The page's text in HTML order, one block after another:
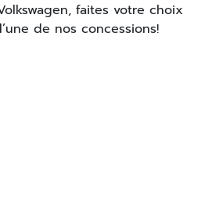
faites votre choix
de nos concessions!